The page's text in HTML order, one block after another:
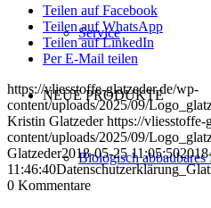
Service
NEUE PRODUKTE
Biologisch abbaubares
Teilen auf Facebook
Teilen auf WhatsApp
Teilen auf LinkedIn
Per E-Mail teilen
https://vliesstoffe-glatzeder.de/wp-
content/uploads/2025/09/
Kristin Glatzeder https://vliesstoffe-
content/uploads/2025/09/
Glatzeder2018-05-25 11:05:50
11:46:40
0 Kommentare